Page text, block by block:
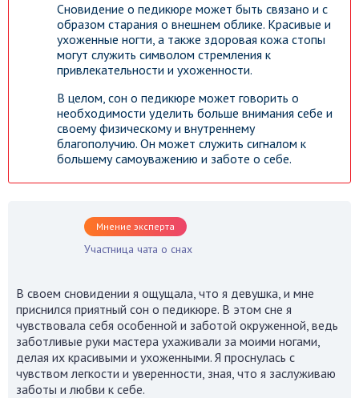
Сновидение о педикюре может быть связано и с
образом старания о внешнем облике. Красивые и
ухоженные ногти, а также здоровая кожа стопы
могут служить символом стремления к
привлекательности и ухоженности.
В целом, сон о педикюре может говорить о
необходимости уделить больше внимания себе и
своему физическому и внутреннему
благополучию. Он может служить сигналом к
большему самоуважению и заботе о себе.
Мнение эксперта
Участница чата о снах
В своем сновидении я ощущала, что я девушка, и мне
приснился приятный сон о педикюре. В этом сне я
чувствовала себя особенной и заботой окруженной, ведь
заботливые руки мастера ухаживали за моими ногами,
делая их красивыми и ухоженными. Я проснулась с
чувством легкости и уверенности, зная, что я заслуживаю
заботы и любви к себе.